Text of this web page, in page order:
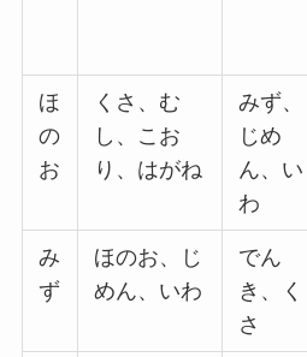
ほ
の
お
くさ、む
し、こお
り、はがね
みず、
じめ
ん、い
わ
み
ず
ほのお、じ
めん、いわ
でん
き、く
さ